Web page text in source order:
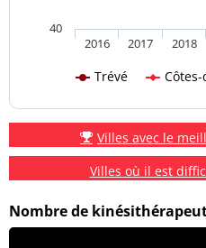
Trévé
2016 2017 2018
40
Villes avec le
Villes où il est
Nombre de